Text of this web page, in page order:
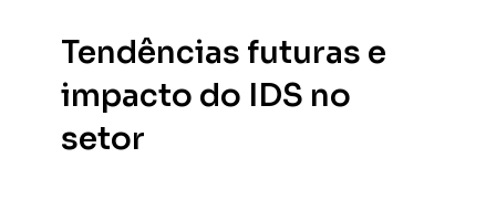
Tendências futuras e
impacto do IDS no
setor